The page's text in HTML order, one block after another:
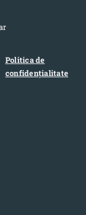
Cluj-Napoca,
Politica de
confidențialitate